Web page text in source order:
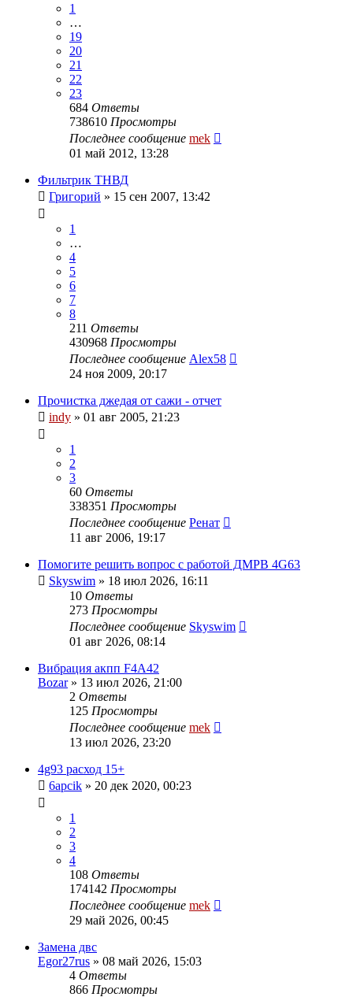
1
…
19
20
21
22
23
684 Ответы
738610 Просмотры
Последнее сообщение mek
01 май 2012, 13:28
Фильтрик ТНВД
Григорий » 15 сен 2007, 13:42
1
…
4
5
6
7
8
211 Ответы
430968 Просмотры
Последнее сообщение Alex58
24 ноя 2009, 20:17
Прочистка джедая от сажи - отчет
indy » 01 авг 2005, 21:23
1
2
3
60 Ответы
338351 Просмотры
Последнее сообщение Ренат
11 авг 2006, 19:17
Помогите решить вопрос с работой ДМРВ 4G63
Skyswim » 18 июл 2026, 16:11
10 Ответы
273 Просмотры
Последнее сообщение Skyswim
01 авг 2026, 08:14
Вибрация акпп F4A42
Bozar» 13 июл 2026, 21:00
2 Ответы
125 Просмотры
Последнее сообщение mek
13 июл 2026, 23:20
4g93 расход 15+
6apcik » 20 дек 2020, 00:23
1
2
3
4
108 Ответы
174142 Просмотры
Последнее сообщение mek
29 май 2026, 00:45
Замена двс
Egor27rus » 08 май 2026, 15:03
4 Ответы
866 Просмотры